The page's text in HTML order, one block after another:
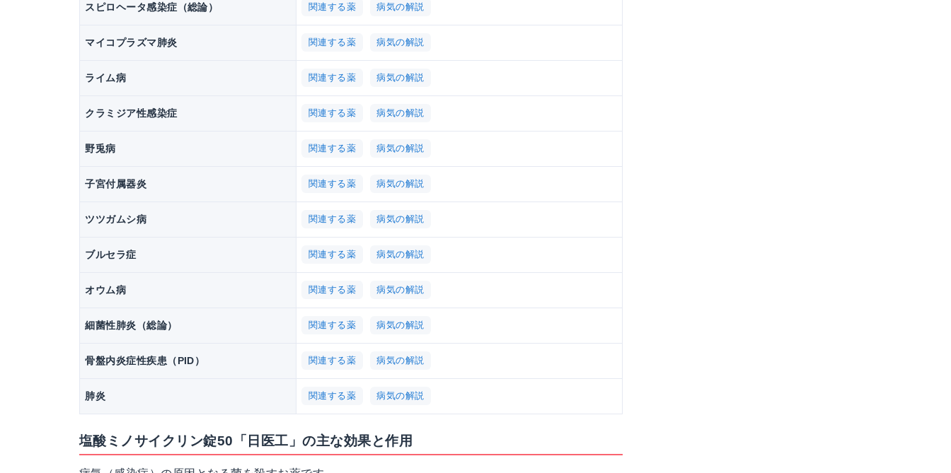
スピロヘータ感染症（総論） 関連する薬 病気の解説
マイコプラズマ肺炎 関連する薬 病気の解説
ライム病 関連する薬 病気の解説
クラミジア性感染症 関連する薬 病気の解説
野兎病 関連する薬 病気の解説
子宮付属器炎 関連する薬 病気の解説
ツツガムシ病 関連する薬 病気の解説
ブルセラ症 関連する薬 病気の解説
オウム病 関連する薬 病気の解説
細菌性肺炎（総論） 関連する薬 病気の解説
骨盤内炎症性疾患（PID） 関連する薬 病気の解説
肺炎 関連する薬 病気の解説
塩酸ミノサイクリン錠50「日医工」の主な効果と作用